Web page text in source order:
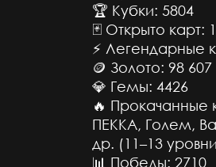
🏆 Кубки: 5804
🃏 Открыто карт:
⚡ Легендарные
🪙 Золото: 98 607
💎 Гемы: 4426
🔥 Прокачанные
ПЕККА, Голем,
др. (11–13
📊 Победы: 2710